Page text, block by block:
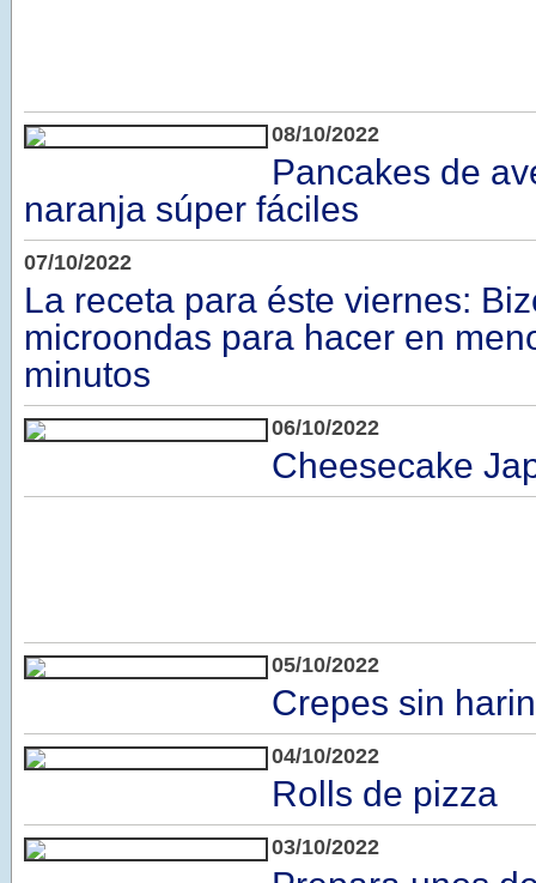
08/10/2022
Pancakes de
naranja súper fáciles
07/10/2022
La receta para éste viernes:
microondas para hacer en
minutos
06/10/2022
Cheesecake
05/10/2022
Crepes sin
04/10/2022
Rolls de pizza
03/10/2022